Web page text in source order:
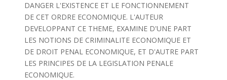
DANGER L'EXISTENCE ET LE FONCTIONNEMENT
DE CET ORDRE ECONOMIQUE. L'AUTEUR
DEVELOPPANT CE THEME, EXAMINE D'UNE PART
LES NOTIONS DE CRIMINALITE ECONOMIQUE ET
DE DROIT PENAL ECONOMIQUE, ET D'AUTRE PART
LES PRINCIPES DE LA LEGISLATION PENALE
ECONOMIQUE.